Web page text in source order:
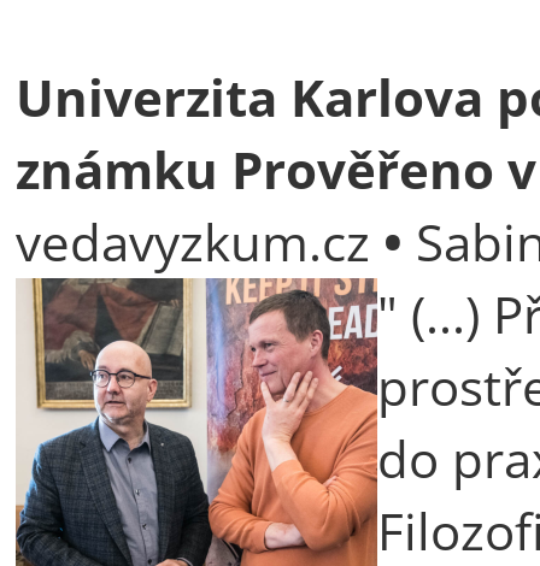
Univerzita Karlova
známku Prověřeno
vedavyzkum.cz •
" (...)
do